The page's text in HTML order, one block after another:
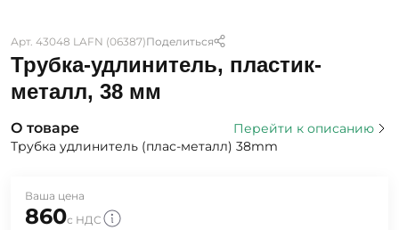
Арт. 43048 LAFN (06387)Поделиться
Трубка-удлинитель, пластик-
металл, 38 мм
О товаре
Перейти к описанию
Трубка удлинитель (плас-металл) 38mm
Ваша цена
860с НДС